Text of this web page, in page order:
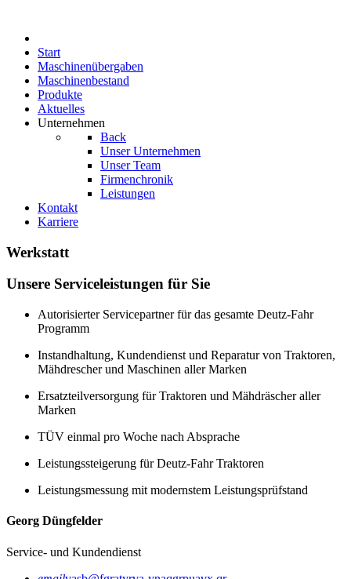
Start
Maschinenübergaben
Maschinenbestand
Produkte
Aktuelles
Unternehmen
Back
Unser Unternehmen
Unser Team
Firmenchronik
Leistungen
Kontakt
Karriere
Werkstatt
Unsere Serviceleistungen für Sie
Autorisierter Servicepartner für das gesamte Deutz-Fahr
Programm
Instandhaltung, Kundendienst und Reparatur von Traktoren,
Mähdrescher und Maschinen aller Marken
Ersatzteilversorgung für Traktoren und Mähdräscher aller
Marken
TÜV einmal pro Woche nach Absprache
Leistungssteigerung für Deutz-Fahr Traktoren
Leistungsmessung mit modernstem Leistungsprüfstand
Georg Düngfelder
Service- und Kundendienst